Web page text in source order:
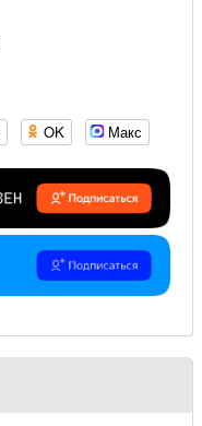
OK Макс